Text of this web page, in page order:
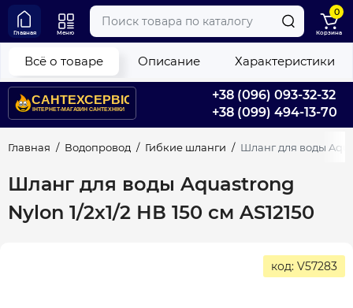
+38 (096) 093-32-32
+38 (099) 494-13-70
Главная Меню
0
Корзина
Главная Водопровод Гибкие шланги Шланг для воды
Шланг для воды Aquastrong
Nylon 1/2x1/2 НВ 150 см AS12150
Всё о товаре Описание Характеристики
код: V57283